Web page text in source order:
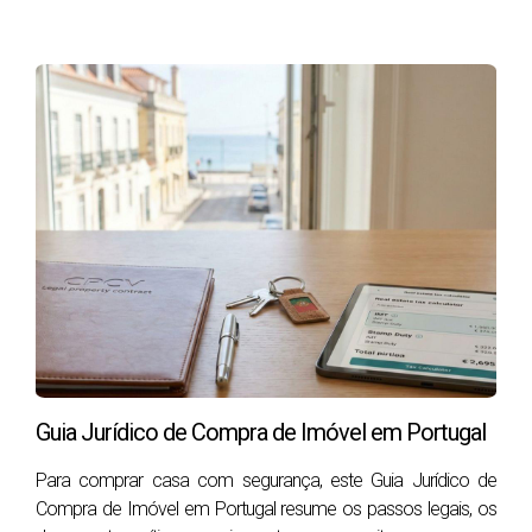
financiamento já estará parcialmente pré-
aprovado.
3. Encontre o Parceiro Ideal: A Importância de um
Bom Agente Imobiliário
A jornada de busca por uma casa ideal pode ser
complexa e desafiadora. Nesse cenário, um agente
imobiliário experiente e confiável pode ser seu
principal aliado. Um bom profissional irá:
Compreender suas necessidades e
desejos:Através de conversas e perguntas, o
agente buscará entender suas prioridades, estilo
de vida, orçamento e expectativas em relação à
Guia Jurídico de Compra de Imóvel em Portugal
Para comprar casa com segurança, este Guia Jurídico de
Compra de Imóvel em Portugal resume os passos legais, os